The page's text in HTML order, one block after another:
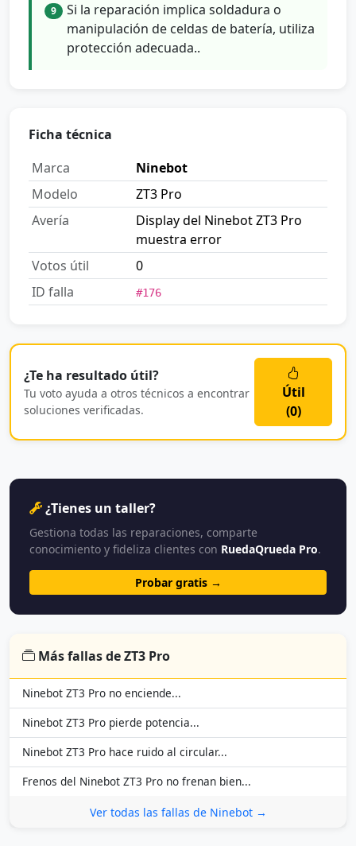
9
Si la reparación implica soldadura o
manipulación de celdas de batería, utiliza
protección adecuada..
Ficha técnica
Marca
Ninebot
Modelo
ZT3 Pro
Avería
Display del Ninebot ZT3 Pro
muestra error
Votos útil
0
ID falla
#176
¿Te ha resultado útil?
Tu voto ayuda a otros técnicos a encontrar
soluciones verificadas.
Útil
(0)
¿Tienes un taller?
Gestiona todas las reparaciones, comparte
conocimiento y fideliza clientes con RuedaQrueda Pro.
Probar gratis →
Más fallas de ZT3 Pro
Ninebot ZT3 Pro no enciende...
Ninebot ZT3 Pro pierde potencia...
Ninebot ZT3 Pro hace ruido al circular...
Frenos del Ninebot ZT3 Pro no frenan bien...
Ver todas las fallas de Ninebot →